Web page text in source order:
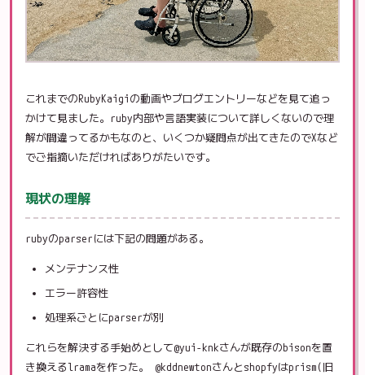
これまでのRubyKaigiの動画やブログエントリーなどを見て追っ
かけて見ました。ruby内部や言語実装について詳しくないので理
解が間違ってるかもなのと、いくつか疑問点が出てきたのでXなど
でご指摘いただければありがたいです。
現状の理解
rubyのparserには下記の問題がある。
メンテナンス性
エラー許容性
処理系ごとにparserが別
これらを解決する手始めとして@yui-knkさんが既存のbisonを置
き換えるlramaを作った。 @kddnewtonさんとshopfyはprism(旧